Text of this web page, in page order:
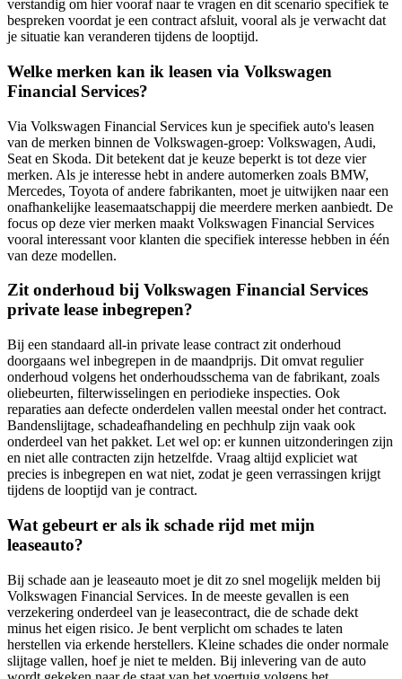
verstandig om hier vooraf naar te vragen en dit scenario specifiek te
bespreken voordat je een contract afsluit, vooral als je verwacht dat
je situatie kan veranderen tijdens de looptijd.
Welke merken kan ik leasen via Volkswagen
Financial Services?
Via Volkswagen Financial Services kun je specifiek auto's leasen
van de merken binnen de Volkswagen-groep: Volkswagen, Audi,
Seat en Skoda. Dit betekent dat je keuze beperkt is tot deze vier
merken. Als je interesse hebt in andere automerken zoals BMW,
Mercedes, Toyota of andere fabrikanten, moet je uitwijken naar een
onafhankelijke leasemaatschappij die meerdere merken aanbiedt. De
focus op deze vier merken maakt Volkswagen Financial Services
vooral interessant voor klanten die specifiek interesse hebben in één
van deze modellen.
Zit onderhoud bij Volkswagen Financial Services
private lease inbegrepen?
Bij een standaard all-in private lease contract zit onderhoud
doorgaans wel inbegrepen in de maandprijs. Dit omvat regulier
onderhoud volgens het onderhoudsschema van de fabrikant, zoals
oliebeurten, filterwisselingen en periodieke inspecties. Ook
reparaties aan defecte onderdelen vallen meestal onder het contract.
Bandenslijtage, schadeafhandeling en pechhulp zijn vaak ook
onderdeel van het pakket. Let wel op: er kunnen uitzonderingen zijn
en niet alle contracten zijn hetzelfde. Vraag altijd expliciet wat
precies is inbegrepen en wat niet, zodat je geen verrassingen krijgt
tijdens de looptijd van je contract.
Wat gebeurt er als ik schade rijd met mijn
leaseauto?
Bij schade aan je leaseauto moet je dit zo snel mogelijk melden bij
Volkswagen Financial Services. In de meeste gevallen is een
verzekering onderdeel van je leasecontract, die de schade dekt
minus het eigen risico. Je bent verplicht om schades te laten
herstellen via erkende herstellers. Kleine schades die onder normale
slijtage vallen, hoef je niet te melden. Bij inlevering van de auto